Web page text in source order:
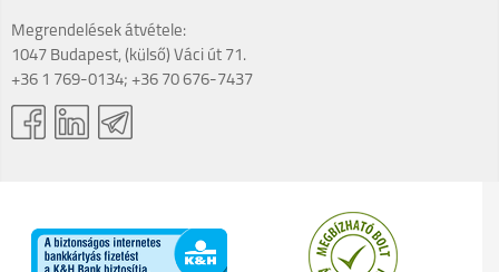
Megrendelések átvétele:
1047 Budapest, (külső) Váci út 71.
+36 1 769-0134; +36 70 676-7437